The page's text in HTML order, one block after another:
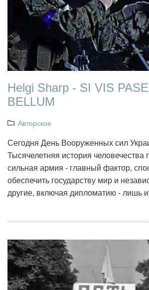
Helgi Sharp - SI VIS
BELLUM
Авторское
Сегодня День Вооруженных сил
Тысячелетняя история человечества
сильная армия - главный фактор,
обеспечить государству мир и
другие, включая дипломатию - лишь